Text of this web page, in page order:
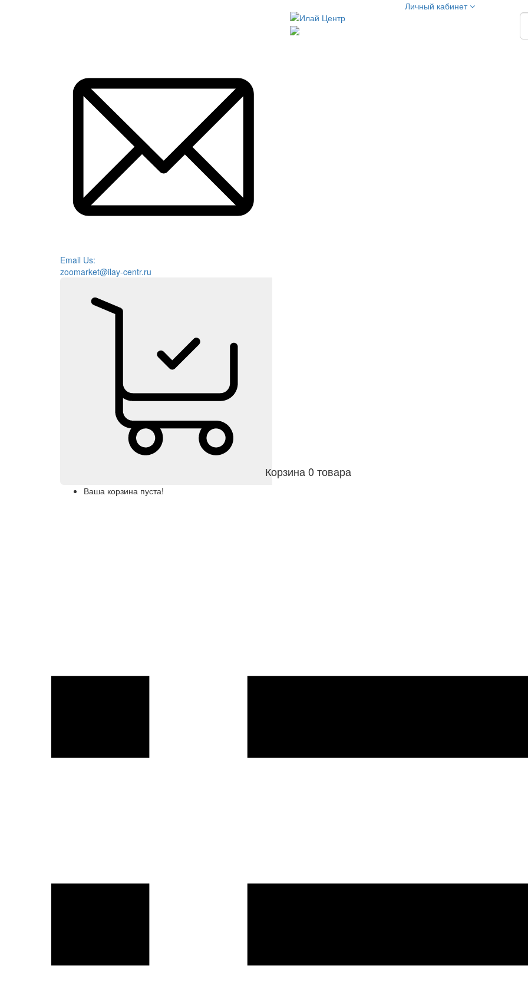
Личный кабинет
Email Us:
zoomarket@ilay-centr.ru
Корзина 0 товара
Ваша корзина пуста!